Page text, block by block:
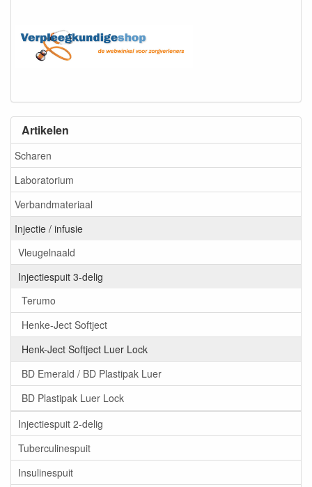
Artikelen
Scharen
Laboratorium
Verbandmateriaal
Injectie / infusie
Vleugelnaald
Injectiespuit 3-delig
Terumo
Henke-Ject Softject
Henk-Ject Softject Luer Lock
BD Emerald / BD Plastipak Luer
BD Plastipak Luer Lock
Injectiespuit 2-delig
Tuberculinespuit
Insulinespuit